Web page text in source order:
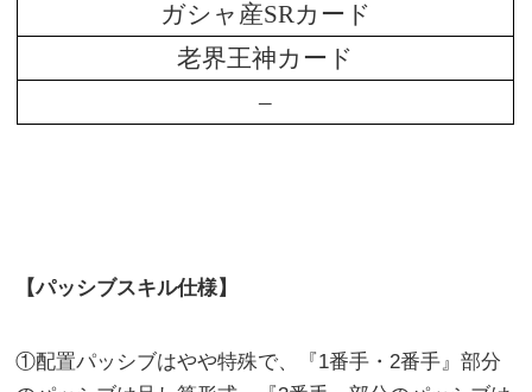
ガシャ産SRカード
老界王神カード
–
【パッシブスキル仕様】
①配置パッシブはやや特殊で、『1番手・2番手』部分